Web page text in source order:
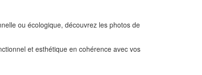
ou écologique, découvrez les photos de
et esthétique en cohérence avec vos